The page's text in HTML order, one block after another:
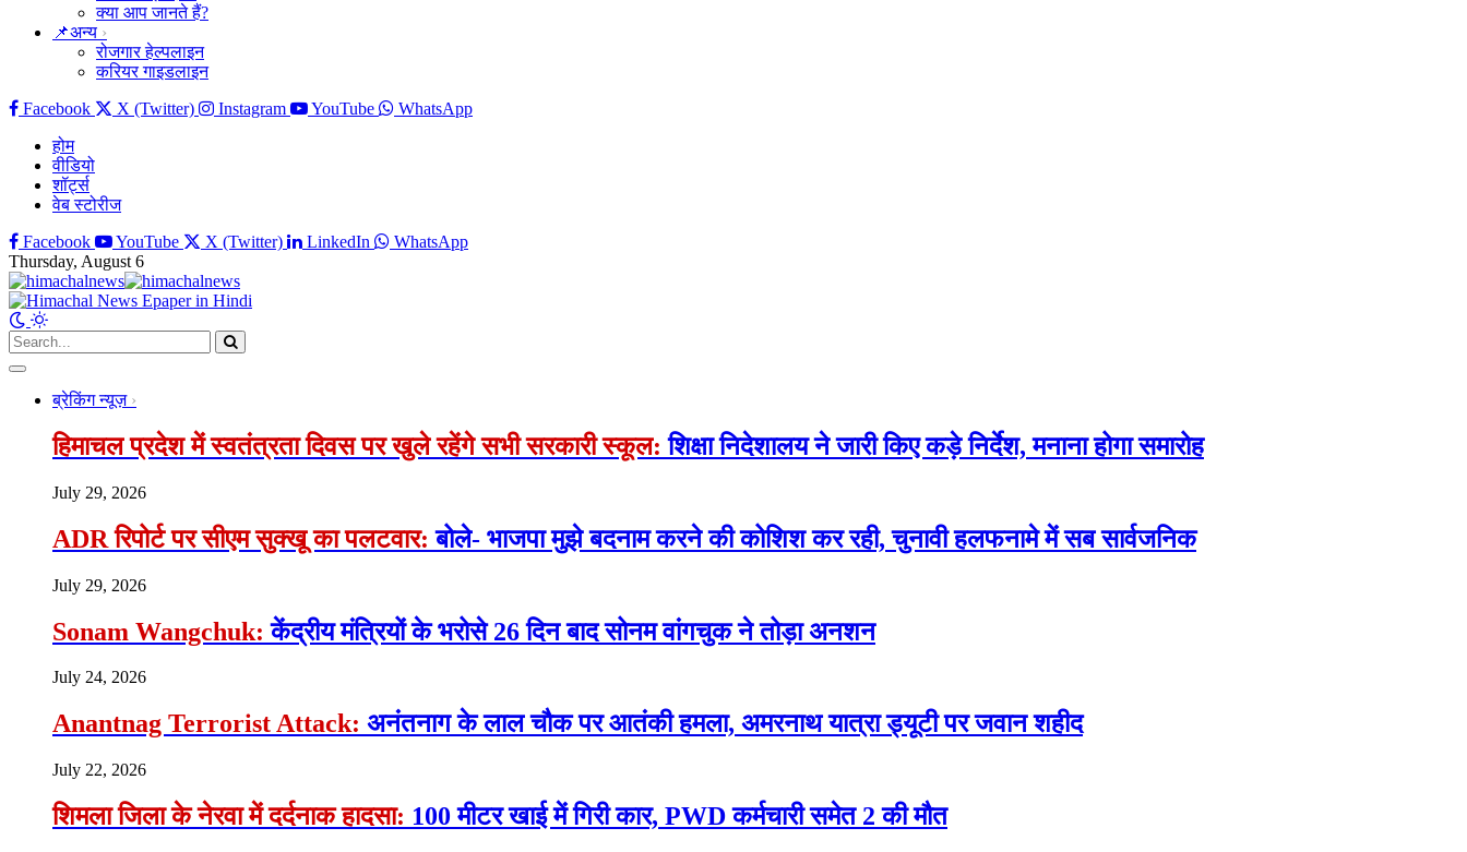
क्या आप जानते हैं?
📌अन्य
रोजगार हेल्पलाइन
करियर गाइडलाइन
Facebook
X (Twitter) Instagram YouTube
WhatsApp
होम
वीडियो
शॉर्ट्स
वेब स्टोरीज
Facebook
YouTube X (Twitter) LinkedIn
WhatsApp
Thursday, August 6
ब्रेकिंग न्यूज़
हिमाचल प्रदेश में स्वतंत्रता दिवस पर खुले रहेंगे सभी सरकारी स्कूल: शिक्षा निदेशालय ने जारी किए कड़े निर्देश, मनाना होगा समारोह
July 29, 2026
ADR रिपोर्ट पर सीएम सुक्खू का पलटवार: बोले- भाजपा मुझे बदनाम करने की कोशिश कर रही, चुनावी हलफनामे में सब सार्वजनिक
July 29, 2026
Sonam Wangchuk: केंद्रीय मंत्रियों के भरोसे 26 दिन बाद सोनम वांगचुक ने तोड़ा अनशन
July 24, 2026
Anantnag Terrorist Attack: अनंतनाग के लाल चौक पर आतंकी हमला, अमरनाथ यात्रा ड्यूटी पर जवान शहीद
July 22, 2026
शिमला जिला के नेरवा में दर्दनाक हादसा: 100 मीटर खाई में गिरी कार, PWD कर्मचारी समेत 2 की मौत